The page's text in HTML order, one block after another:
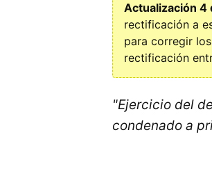
Actualización
rectificación a
para corregir
rectificación
"Ejercicio del
condenado a